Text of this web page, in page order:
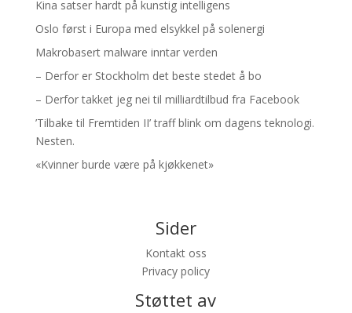
Kina satser hardt på kunstig intelligens
Oslo først i Europa med elsykkel på solenergi
Makrobasert malware inntar verden
– Derfor er Stockholm det beste stedet å bo
– Derfor takket jeg nei til milliardtilbud fra Facebook
’Tilbake til Fremtiden II’ traff blink om dagens teknologi.
Nesten.
«Kvinner burde være på kjøkkenet»
Sider
Kontakt oss
Privacy policy
Støttet av